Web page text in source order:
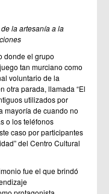
la artesanía a la
donde el grupo
tan murciano como
voluntario de la
otra parada, llamada “El
utilizados por
mayoría de cuando no
o los teléfonos
caso por participantes
del Centro Cultural
fue el que brindó